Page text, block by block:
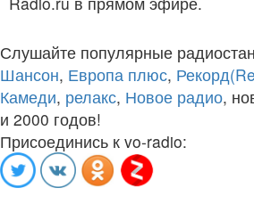
Слушайте популярные
Шансон, Европа плюс,
Камеди, релакс, Новое радио,
и 2000 годов!
Присоединись к vo-radio: